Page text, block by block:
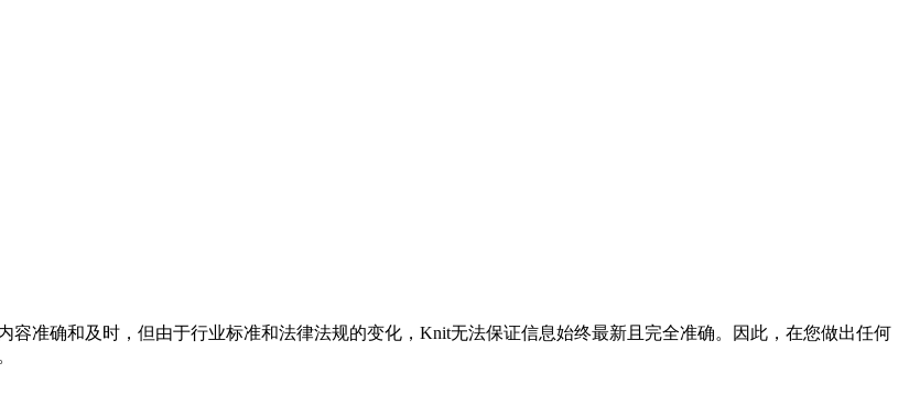
准确和及时，但由于行业标准和法律法规的变化，Knit无法保证信息始终最新且完全准确。因此，在您做出任何